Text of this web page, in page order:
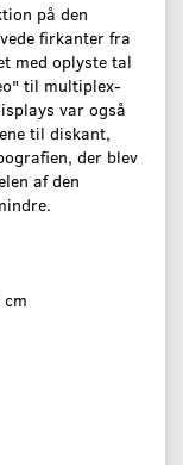
på den
firkanter fra
med oplyste tal
til multiplex-
var også
til diskant,
der blev
af den
cm